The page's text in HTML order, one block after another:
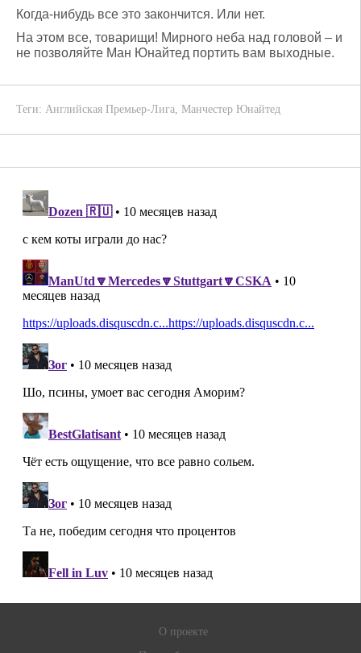
Когда-нибудь все это закончится. Или нет.
На этом все, товарищи! Мирного неба над головой – и
не позволяйте Ман Юнайтед портить вам выходные.
Теги: Английская Премьер-Лига Манчестер Юнайтед
О проекте